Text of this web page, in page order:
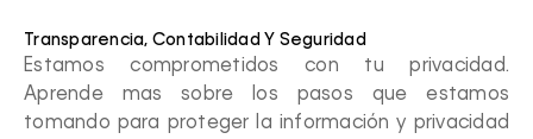
Transparencia, Contabilidad Y Seguridad
Estamos comprometidos con tu privacidad.
Aprende mas sobre los pasos que estamos
tomando para proteger la información y privacidad